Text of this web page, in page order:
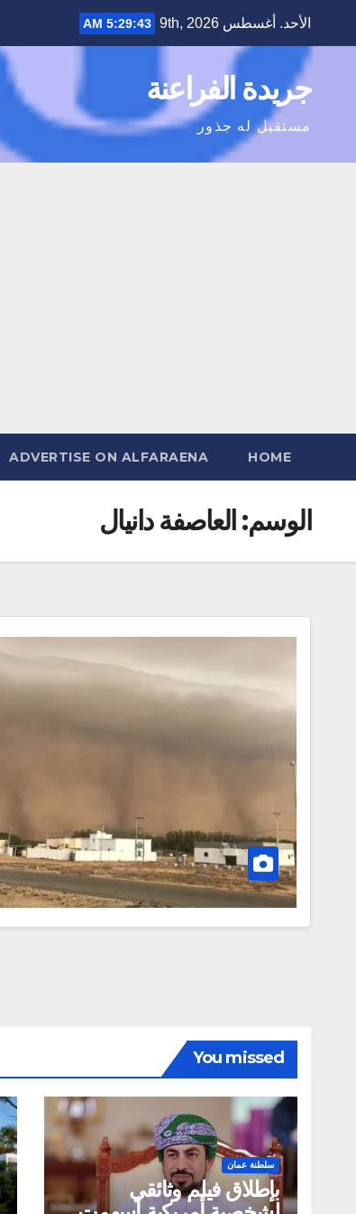
الأحد. أغسطس 9th, 2026 5:29:44 AM
جريدة الفراعنة
مستقبل له جذور
HOME
ADVERTISE ON ALFARAENA
الوسم: العاصفة دانيال
You missed
سلطنة عمان
بإطلاق فيلم وثائقي